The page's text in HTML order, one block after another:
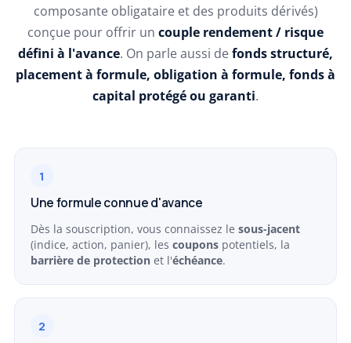
composante obligataire et des produits dérivés)
conçue pour offrir un couple rendement / risque
défini à l'avance. On parle aussi defonds structuré,
placement à formule, obligation à formule, fonds à
capital protégé ou garanti.
1
Une formule connue d'avance
Dès la souscription, vous connaissez le sous-jacent
(indice, action, panier), les couponspotentiels, la
barrière de protectionet l'échéance.
2